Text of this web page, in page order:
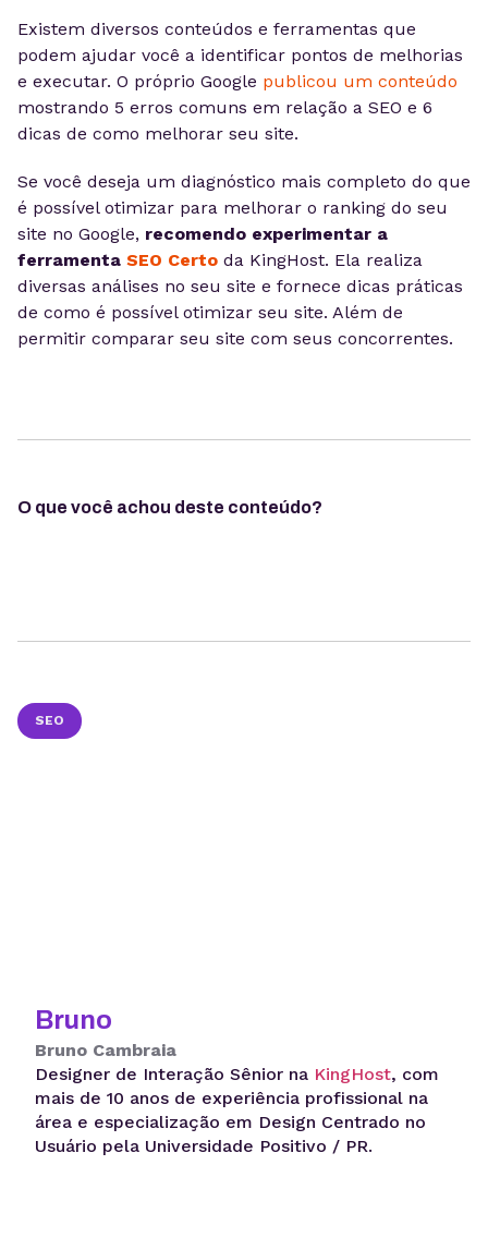
Existem diversos conteúdos e ferramentas que
podem ajudar você a identificar pontos de melhorias
e executar. O próprio Google publicou um conteúdo
mostrando 5 erros comuns em relação a SEO e 6
dicas de como melhorar seu site.
Se você deseja um diagnóstico mais completo do que
é possível otimizar para melhorar o ranking do seu
site no Google, recomendo experimentar a
ferramenta SEO Certo da KingHost. Ela realiza
diversas análises no seu site e fornece dicas práticas
de como é possível otimizar seu site. Além de
permitir comparar seu site com seus concorrentes.
O que você achou deste conteúdo?
SEO
Bruno
Bruno Cambraia
Designer de Interação Sênior na KingHost, com
mais de 10 anos de experiência profissional na
área e especialização em Design Centrado no
Usuário pela Universidade Positivo / PR.